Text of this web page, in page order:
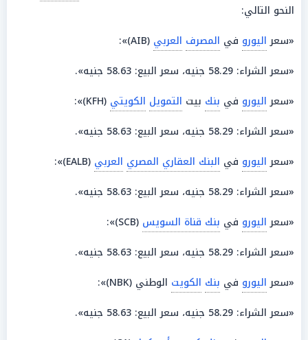
النحو التالي:
«سعراليورو في المصرف العربي (AIB)»:
«سعر الشراء: 58.29 جنيه، سعر البيع: 58.63 جنيه».
«سعراليورو في بنك بيت التمويل الكويتي (KFH)»:
«سعر الشراء: 58.29 جنيه، سعر البيع: 58.63 جنيه».
«سعراليورو في البنك العقاري المصري العربي (EALB)»:
«سعر الشراء: 58.29 جنيه، سعر البيع: 58.63 جنيه».
«سعراليورو في بنك قناة السويس (SCB)»:
«سعر الشراء: 58.29 جنيه، سعر البيع: 58.63 جنيه».
«سعراليورو في بنك الكويت الوطني (NBK)»:
«سعر الشراء: 58.29 جنيه، سعر البيع: 58.63 جنيه».